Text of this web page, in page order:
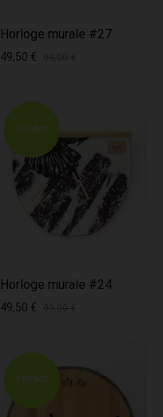
Horloge murale #27
49,50 €
PROMO
Horloge murale #24
49,50 €
PROMO